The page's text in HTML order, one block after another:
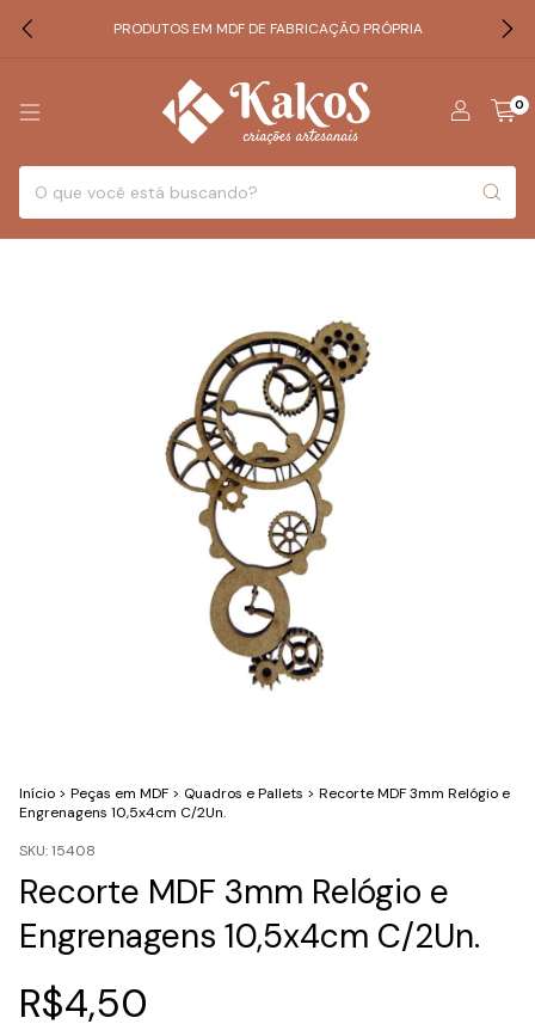
PRODUTOS EM MDF DE FABRICAÇÃO PRÓPRIA
0
Início > Peças em MDF > Quadros e Pallets > Recorte MDF 3mm Relógio e
Engrenagens 10,5x4cm C/2Un.
SKU:15408
Recorte MDF 3mm Relógio e
Engrenagens 10,5x4cm C/2Un.
R$4,50